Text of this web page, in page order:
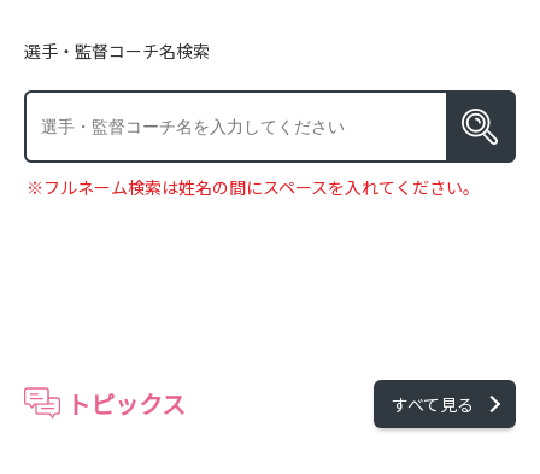
選手・監督コーチ名検索
※フルネーム検索は姓名の間にスペースを入れてください。
トピックス すべて見る